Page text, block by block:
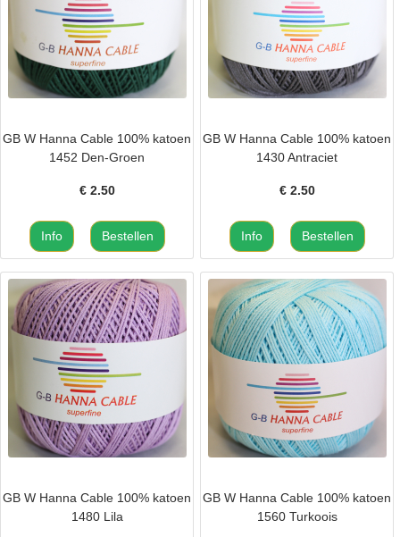
GB W Hanna Cable 100% katoen
1452 Den-Groen
€ 2.50
GB W Hanna Cable 100% katoen
1430 Antraciet
€ 2.50
GB W Hanna Cable 100% katoen
1480 Lila
GB W Hanna Cable 100% katoen
1560 Turkoois